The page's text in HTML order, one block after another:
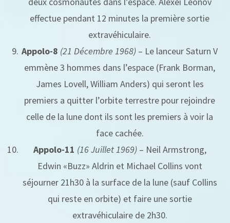
effectue pendant 12 minutes la première sortie
extravéhiculaire.
Appolo-8 (21 Décembre 1968) – Le lanceur Saturn V
emmène 3 hommes dans l’espace (Frank Borman,
James Lovell, William Anders) qui seront les
premiers a quitter l’orbite terrestre pour rejoindre
celle de la lune dont ils sont les premiers à voir la
face cachée.
Appolo-11 (16 Juillet 1969)– Neil Armstrong,
Edwin «Buzz» Aldrin et Michael Collins vont
séjourner 21h30 à la surface de la lune (sauf Collins
qui reste en orbite) et faire une sortie
extravéhiculaire de 2h30.